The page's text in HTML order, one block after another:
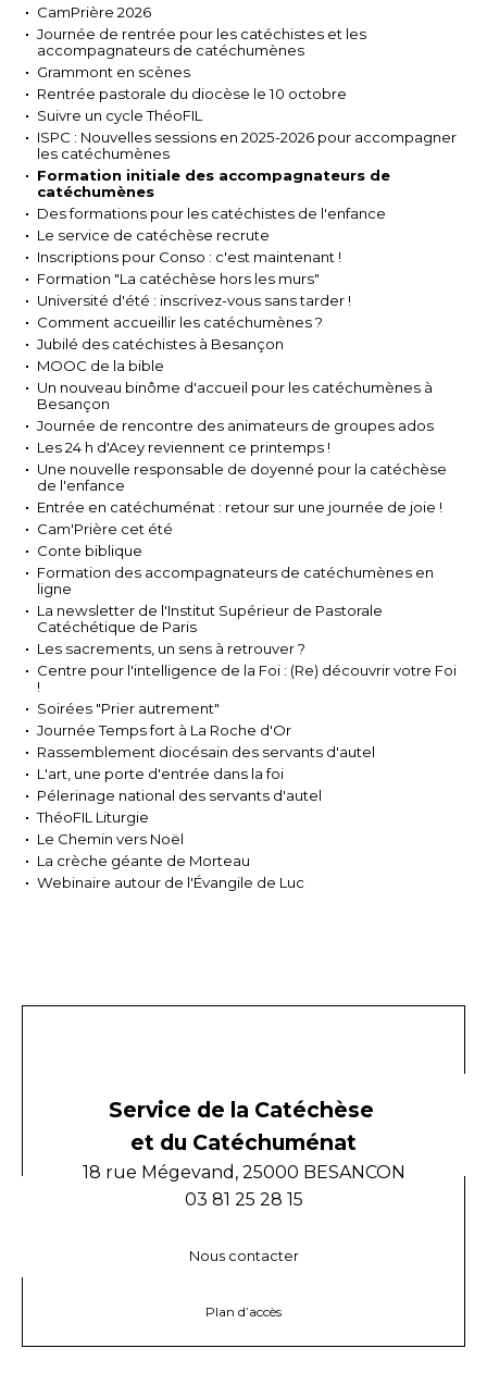
CamPrière 2026
Journée de rentrée pour les catéchistes et les
accompagnateurs de catéchumènes
Grammont en scènes
Rentrée pastorale du diocèse le 10 octobre
Suivre un cycle ThéoFIL
ISPC : Nouvelles sessions en 2025-2026 pour accompagner
les catéchumènes
Formation initiale des accompagnateurs de
catéchumènes
Des formations pour les catéchistes de l'enfance
Le service de catéchèse recrute
Inscriptions pour Conso : c'est maintenant !
Formation "La catéchèse hors les murs"
Université d'été : inscrivez-vous sans tarder !
Comment accueillir les catéchumènes ?
Jubilé des catéchistes à Besançon
MOOC de la bible
Un nouveau binôme d'accueil pour les catéchumènes à
Besançon
Journée de rencontre des animateurs de groupes ados
Les 24 h d'Acey reviennent ce printemps !
Une nouvelle responsable de doyenné pour la catéchèse
de l'enfance
Entrée en catéchuménat : retour sur une journée de joie !
Cam'Prière cet été
Conte biblique
Formation des accompagnateurs de catéchumènes en
ligne
La newsletter de l'Institut Supérieur de Pastorale
Catéchétique de Paris
Les sacrements, un sens à retrouver ?
Centre pour l'intelligence de la Foi : (Re) découvrir votre Foi
!
Soirées "Prier autrement"
Journée Temps fort à La Roche d'Or
Rassemblement diocésain des servants d'autel
L'art, une porte d'entrée dans la foi
Pélerinage national des servants d'autel
ThéoFIL Liturgie
Le Chemin vers Noël
La crèche géante de Morteau
Webinaire autour de l'Évangile de Luc
Service de la Catéchèse
et du Catéchuménat
18 rue Mégevand, 25000 BESANCON
03 81 25 28 15
Nous contacter
Plan d’accès